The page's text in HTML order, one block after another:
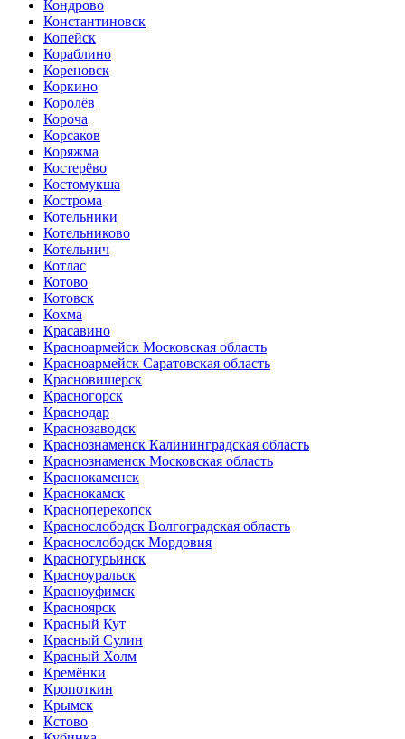
Кондрово
Константиновск
Копейск
Кораблино
Кореновск
Коркино
Королёв
Короча
Корсаков
Коряжма
Костерёво
Костомукша
Кострома
Котельники
Котельниково
Котельнич
Котлас
Котово
Котовск
Кохма
Красавино
Красноармейск Московская область
Красноармейск Саратовская область
Красновишерск
Красногорск
Краснодар
Краснозаводск
Краснознаменск Калининградская область
Краснознаменск Московская область
Краснокаменск
Краснокамск
Красноперекопск
Краснослободск Волгоградская область
Краснослободск Мордовия
Краснотурьинск
Красноуральск
Красноуфимск
Красноярск
Красный Кут
Красный Сулин
Красный Холм
Кремёнки
Кропоткин
Крымск
Кстово